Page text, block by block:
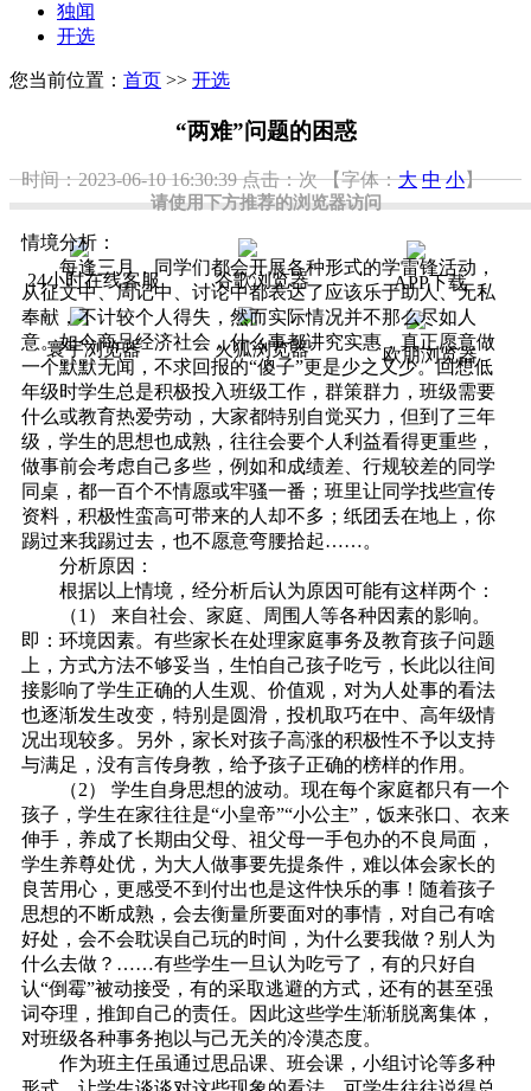
请使用下方推荐的浏览器访问
24小时在线客服 谷歌浏览器 APP下载
寰宇浏览器 火狐浏览器 欧朋浏览器
独闻
开选
您当前位置： 首页 >> 开选
“两难”问题的困惑
时间：2023-06-10 16:30:39点击：次 【字体：大 中 小】
情境分析：
每逢三月，同学们都会开展各种形式的学雷锋活动，
从征文中、周记中、讨论中都表达了应该乐于助人、无私
奉献，不计较个人得失，然而实际情况并不那么尽如人
意。如今商品经济社会，什么事都讲究实惠，真正愿意做
一个默默无闻，不求回报的“傻子”更是少之又少。回想低
年级时学生总是积极投入班级工作，群策群力，班级需要
什么或教育热爱劳动，大家都特别自觉买力，但到了三年
级，学生的思想也成熟，往往会要个人利益看得更重些，
做事前会考虑自己多些，例如和成绩差、行规较差的同学
同桌，都一百个不情愿或牢骚一番；班里让同学找些宣传
资料，积极性蛮高可带来的人却不多；纸团丢在地上，你
踢过来我踢过去，也不愿意弯腰拾起……。
分析原因：
根据以上情境，经分析后认为原因可能有这样两个：
（1） 来自社会、家庭、周围人等各种因素的影响。
即：环境因素。有些家长在处理家庭事务及教育孩子问题
上，方式方法不够妥当，生怕自己孩子吃亏，长此以往间
接影响了学生正确的人生观、价值观，对为人处事的看法
也逐渐发生改变，特别是圆滑，投机取巧在中、高年级情
况出现较多。另外，家长对孩子高涨的积极性不予以支持
与满足，没有言传身教，给予孩子正确的榜样的作用。
（2） 学生自身思想的波动。现在每个家庭都只有一个
孩子，学生在家往往是“小皇帝”“小公主”，饭来张口、衣来
伸手，养成了长期由父母、祖父母一手包办的不良局面，
学生养尊处优，为大人做事要先提条件，难以体会家长的
良苦用心，更感受不到付出也是这件快乐的事！随着孩子
思想的不断成熟，会去衡量所要面对的事情，对自己有啥
好处，会不会耽误自己玩的时间，为什么要我做？别人为
什么去做？……有些学生一旦认为吃亏了，有的只好自
认“倒霉”被动接受，有的采取逃避的方式，还有的甚至强
词夺理，推卸自己的责任。因此这些学生渐渐脱离集体，
对班级各种事务抱以与己无关的冷漠态度。
作为班主任虽通过思品课、班会课，小组讨论等多种